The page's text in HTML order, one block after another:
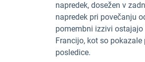
napredek, dosežen v
napredek pri povečanju
pomembni izzivi
Francijo, kot so
posledice.